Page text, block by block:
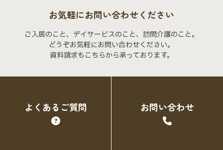
お気軽にお問い合わせください
ご入居のこと、デイサービスのこと、訪問介護のこと。
どうぞお気軽にお問い合わせください。
資料請求もこちらから承っております。
よくあるご質問 お問い合わせ